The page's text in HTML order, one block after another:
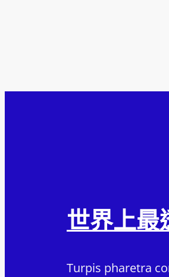
世界上最
Turpis pharetra